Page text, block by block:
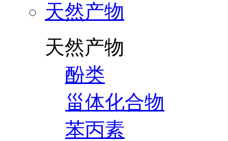
天然产物
天然产物
酚类
甾体化合物
苯丙素